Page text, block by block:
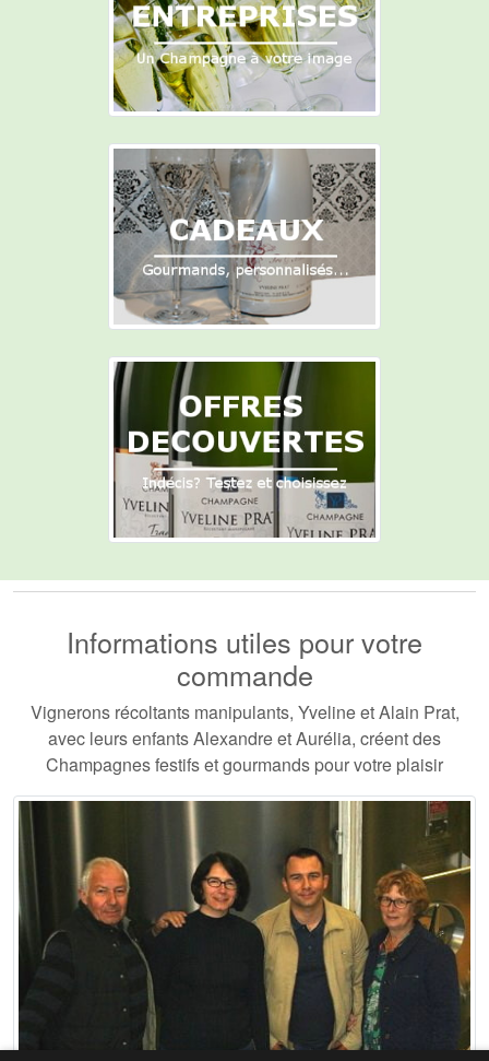
Informations utiles pour votre
commande
Vignerons récoltants manipulants, Yveline et Alain Prat,
avec leurs enfants Alexandre et Aurélia, créent des
Champagnes festifs et gourmands pour votre plaisir